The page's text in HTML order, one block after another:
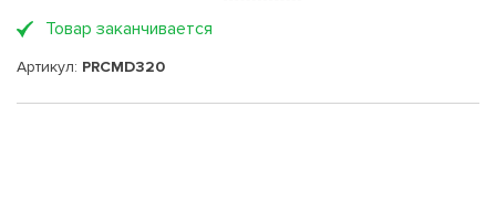
Товар заканчивается
Артикул: PRCMD320